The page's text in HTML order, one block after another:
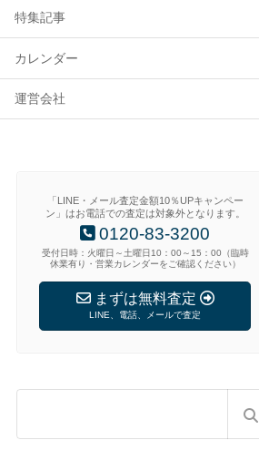
特集記事
カレンダー
運営会社
「LINE・メール査定金額10％UPキャンペー
ン」はお電話での査定は対象外となります。
0120-83-3200
受付日時：火曜日～土曜日10：00～15：00（臨時
休業有り・営業カレンダーをご確認ください）
まずは無料査定
LINE、電話、メールで査定